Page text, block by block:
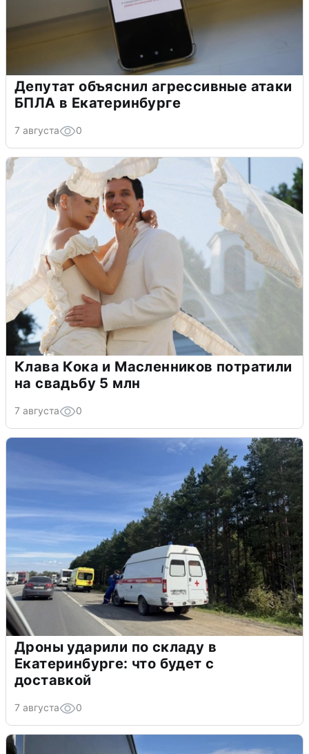
Депутат объяснил агрессивные атаки
БПЛА в Екатеринбурге
7 августа 0
Клава Кока и Масленников потратили
на свадьбу 5 млн
7 августа 0
Дроны ударили по складу в
Екатеринбурге: что будет с
доставкой
7 августа 0